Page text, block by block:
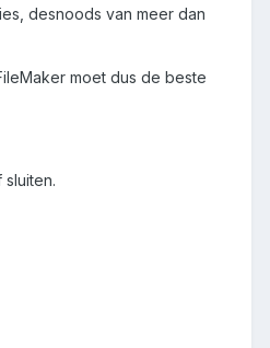
desnoods van meer dan
moet dus de beste